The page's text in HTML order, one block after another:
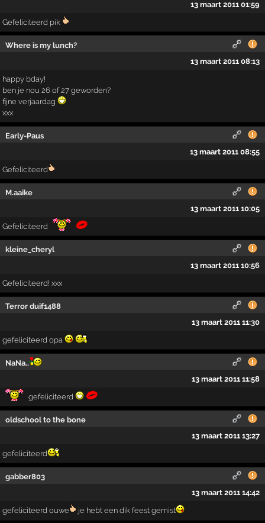
13 maart 2011 01:59
Gefeliciteerd pik
Where is my lunch?
13 maart 2011 08:13
happy bday!
ben je nou 26 of 27 geworden?
fijne verjaardag
xxx
Early-Paus
13 maart 2011 08:55
Gefeliciteerd
M.aaike
13 maart 2011 10:05
Gefeliciteerd
kleine_cheryl
13 maart 2011 10:56
Gefeliciteerd! xxx
Terror duif1488
13 maart 2011 11:30
gefeliciteerd opa
NaNa..
13 maart 2011 11:58
gefeliciteerd
oldschool to the bone
13 maart 2011 13:27
gefeliciteerd
gabber803
13 maart 2011 14:42
gefeliciteerd ouwe je hebt een dik feest gemist